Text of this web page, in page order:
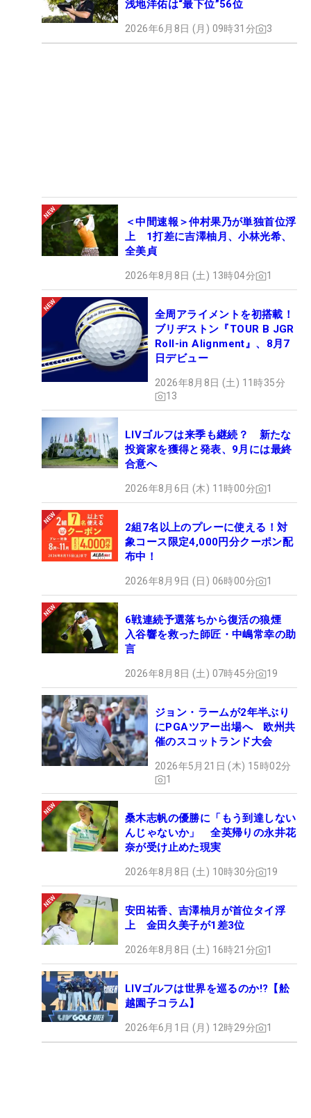
浅地洋佑は“最下位”56位
2026年6月8日 (月) 09時31分 3
＜中間速報＞仲村果乃が単独首位浮
上 1打差に吉澤柚月、小林光希、
全美貞
2026年8月8日 (土) 13時04分 1
全周アライメントを初搭載！
ブリヂストン『TOUR B JGR
Roll-in Alignment』、8月7
日デビュー
2026年8月8日 (土) 11時35分
13
LIVゴルフは来季も継続？ 新たな
投資家を獲得と発表、9月には最終
合意へ
2026年8月6日 (木) 11時00分 1
2組7名以上のプレーに使える！対
象コース限定4,000円分クーポン配
布中！
2026年8月9日 (日) 06時00分 1
6戦連続予選落ちから復活の狼煙
入谷響を救った師匠・中嶋常幸の助
言
2026年8月8日 (土) 07時45分 19
ジョン・ラームが2年半ぶり
にPGAツアー出場へ 欧州共
催のスコットランド大会
2026年5月21日 (木) 15時02分
1
桑木志帆の優勝に「もう到達しない
んじゃないか」 全英帰りの永井花
奈が受け止めた現実
2026年8月8日 (土) 10時30分 19
安田祐香、吉澤柚月が首位タイ浮
上 金田久美子が1差3位
2026年8月8日 (土) 16時21分 1
LIVゴルフは世界を巡るのか!?【舩
越園子コラム】
2026年6月1日 (月) 12時29分 1